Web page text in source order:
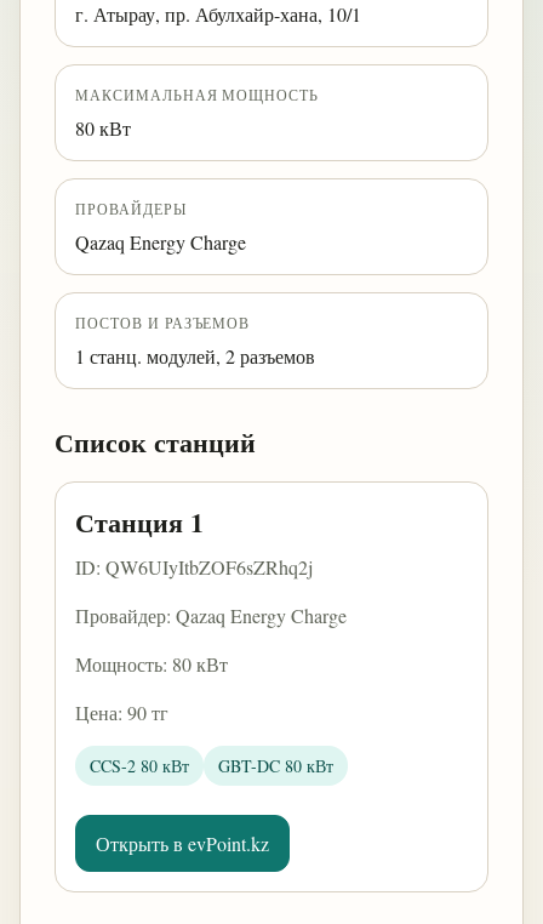
г. Атырау, пр. Абулхайр-хана, 10/1
МАКСИМАЛЬНАЯ МОЩНОСТЬ
80 кВт
ПРОВАЙДЕРЫ
Qazaq Energy Charge
ПОСТОВ И РАЗЪЕМОВ
1 станц. модулей, 2 разъемов
Список станций
Станция 1
ID: QW6UIyItbZOF6sZRhq2j
Провайдер: Qazaq Energy Charge
Мощность: 80 кВт
Цена: 90 тг
CCS-2 80 кВт GBT-DC 80 кВт
Открыть в evPoint.kz